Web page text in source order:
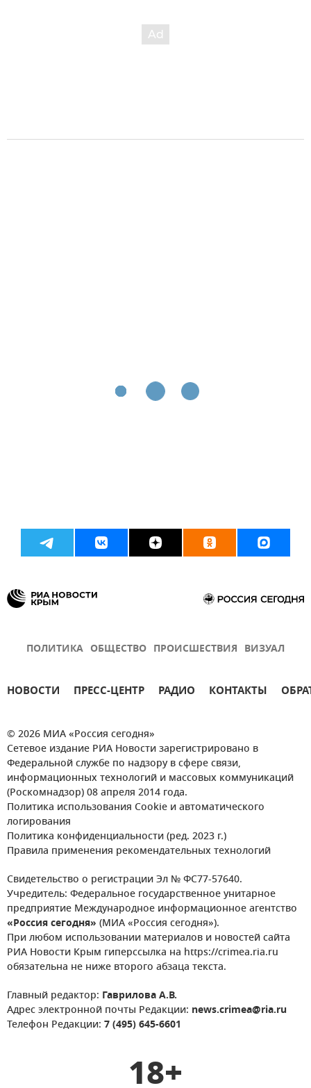
ПОЛИТИКА ОБЩЕСТВО ПРОИСШЕСТВИЯ ВИЗУАЛ
НОВОСТИ ПРЕСС-ЦЕНТР РАДИО КОНТАКТЫ
© 2026 МИА «Россия сегодня»
Сетевое издание РИА Новости зарегистрировано в
Федеральной службе по надзору в сфере связи,
информационных технологий и массовых коммуникаций
(Роскомнадзор) 08 апреля 2014 года.
Политика использования Cookie и автоматического
логирования
Политика конфиденциальности (ред. 2023 г.)
Правила применения рекомендательных технологий
Свидетельство о регистрации Эл № ФС77-57640.
Учредитель: Федеральное государственное унитарное
предприятие Международное информационное агентство
«Россия сегодня» (МИА «Россия сегодня»).
При любом использовании материалов и новостей сайта
РИА Новости Крым гиперссылка на https://crimea.ria.ru
обязательна не ниже второго абзаца текста.
Главный редактор: Гаврилова А.В.
Адрес электронной почты Редакции: news.crimea@ria.ru
Телефон Редакции: 7 (495) 645-6601
18+